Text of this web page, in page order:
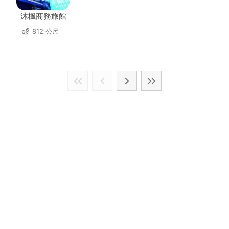
沐楓商務旅館
812 公尺